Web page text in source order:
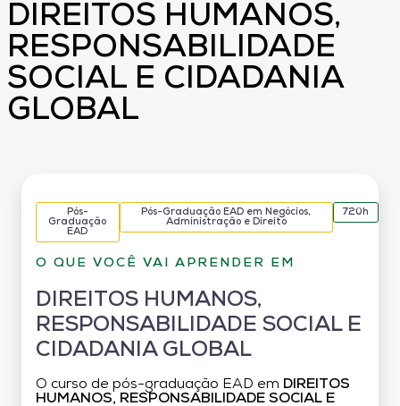
DIREITOS HUMANOS,
RESPONSABILIDADE
SOCIAL E CIDADANIA
GLOBAL
Pós-
Graduação
EAD
Pós-Graduação EAD em Negócios,
Administração e Direito
720h
O QUE VOCÊ VAI APRENDER EM
DIREITOS HUMANOS,
RESPONSABILIDADE SOCIAL E
CIDADANIA GLOBAL
O curso de pós-graduação EAD em DIREITOS
HUMANOS, RESPONSABILIDADE SOCIAL E